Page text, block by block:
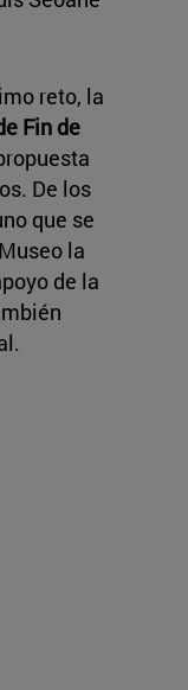
reto, la
Fin de
De los
que se
la
de la